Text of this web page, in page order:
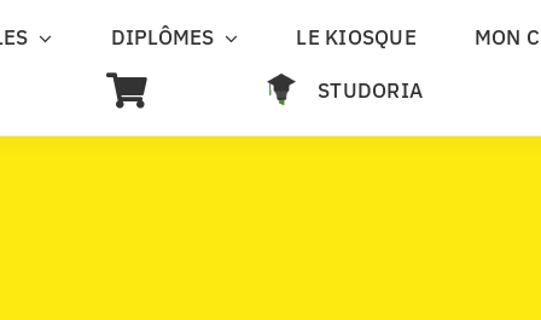
DIPLÔMES LE KIOSQUE
MON
STUDORIA